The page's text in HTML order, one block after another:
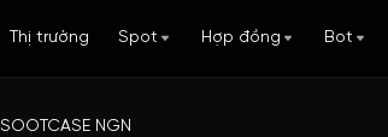
Thị trường Spot Hợp đồng Bot
NGN